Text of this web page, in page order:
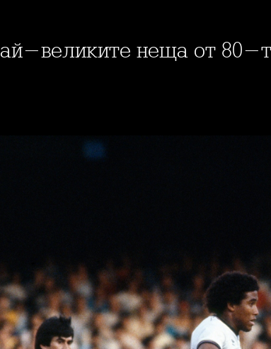
Най-великите неща от 80-